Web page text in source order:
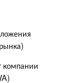
компании